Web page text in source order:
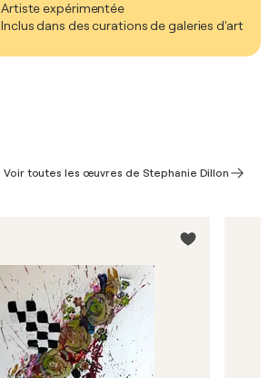
Artiste expérimentée
Inclus dans des curations de galeries d'art
Voir toutes les œuvres de Stephanie Dillon